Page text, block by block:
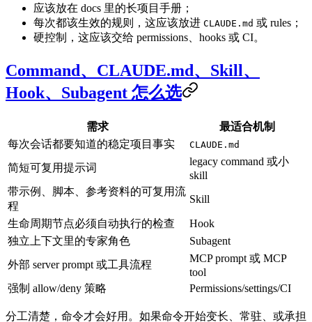
应该放在 docs 里的长项目手册；
每次都该生效的规则，这应该放进 CLAUDE.md 或 rules；
硬控制，这应该交给 permissions、hooks 或 CI。
Command、CLAUDE.md、Skill、
Hook、Subagent 怎么选
需求
最适合机制
每次会话都要知道的稳定项目事实
CLAUDE.md
简短可复用提示词
legacy command 或小
skill
带示例、脚本、参考资料的可复用流
程
Skill
生命周期节点必须自动执行的检查
Hook
独立上下文里的专家角色
Subagent
外部 server prompt 或工具流程
MCP prompt 或 MCP
tool
强制 allow/deny 策略
Permissions/settings/CI
分工清楚，命令才会好用。如果命令开始变长、常驻、或承担